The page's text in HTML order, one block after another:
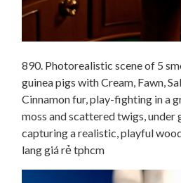
890. Photorealistic scene of 5
guinea pigs with Cream, Fawn,
Cinnamon fur, play-fighting in a
moss and scattered twigs, under
capturing a realistic, playful
lang giá rẻ tphcm